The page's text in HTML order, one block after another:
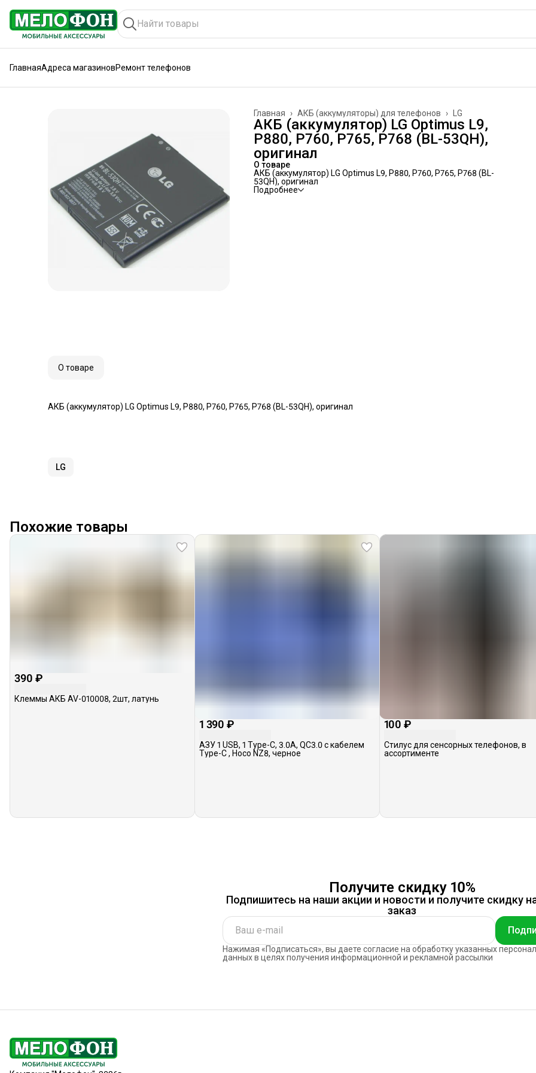
ГлавнаяАдреса магазиновРемонт телефонов
LG
АКБ (аккумуляторы) для телефонов ›
Главная ›
АКБ (аккумулятор) LG Optimus L9,
P880, P760, P765, P768 (BL-53QH),
оригинал
О товаре
АКБ (аккумулятор) LG Optimus L9, P880, P760, P765, P768 (BL-
53QH), оригинал
Подробнее
О товаре
АКБ (аккумулятор) LG Optimus L9, P880, P760, P765, P768 (BL-53QH), оригинал
LG
Похожие товары
390 ₽
Клеммы АКБ AV-010008, 2шт, латунь
1 390 ₽
АЗУ 1 USB, 1 Type-C, 3.0A, QC3.0 с кабелем
Type-C , Hoco NZ8, черное
100 ₽
Стилус для сенсорных телефонов, в
ассортименте
Получите скидку 10%
Подпишитесь на наши акции и новости и получите скидку
заказ
Нажимая «Подписаться», вы даете согласие на обработку указанных
данных в целях получения информационной и рекламной рассылки